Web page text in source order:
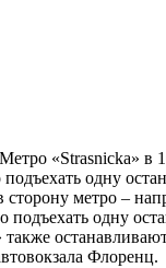
«Strasnicka» в
одну
метро –
подъехать одну
Флоренц.